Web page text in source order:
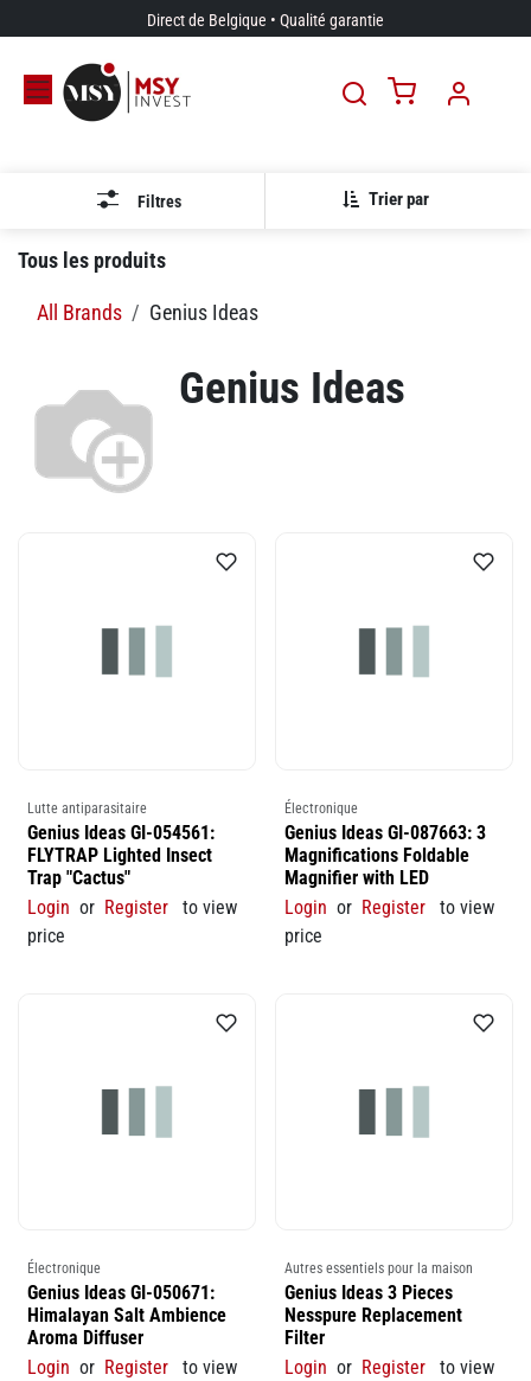
Se rendre au contenuDirect de Belgique • Qualité garantie
Trier par
Filtres
Tous les produits
All Brands Genius Ideas
Genius Ideas
Lutte antiparasitaire
Genius Ideas GI-054561:
FLYTRAP Lighted Insect
Trap "Cactus"
Login or Register
to view
price
Électronique
Genius Ideas GI-087663: 3
Magnifications Foldable
Magnifier with LED
Login or Register
to view
price
Électronique
Genius Ideas GI-050671:
Himalayan Salt Ambience
Aroma Diffuser
Login or Register
to view
Autres essentiels pour la maison
Genius Ideas 3 Pieces
Nesspure Replacement
Filter
Login or Register
to view